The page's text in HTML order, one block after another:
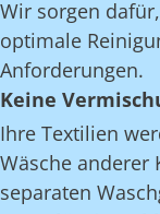
Wir sorgen
optimale
Anforderungen.
Keine
Ihre Textilien
Wäsche anderer
separaten